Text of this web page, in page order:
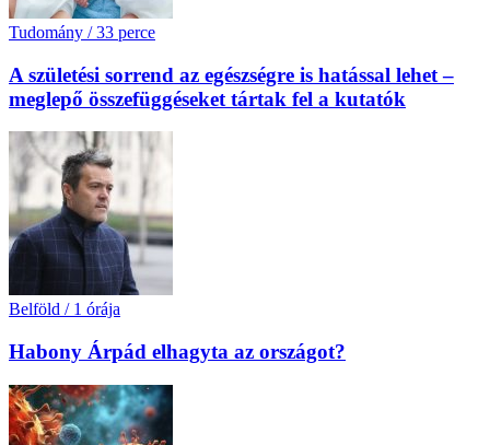
Tudomány / 33 perce
A születési sorrend az egészségre is hatással lehet –
meglepő összefüggéseket tártak fel a kutatók
Belföld / 1 órája
Habony Árpád elhagyta az országot?